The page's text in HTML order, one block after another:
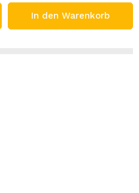
In den Warenkorb